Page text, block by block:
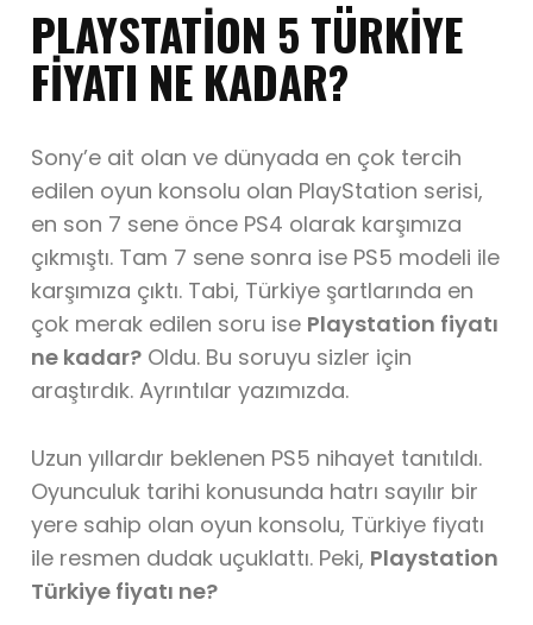
PLAYSTATION 5 TÜRKIYE
FIYATI NE KADAR?
Sony’e ait olan ve dünyada en çok tercih
edilen oyun konsolu olan PlayStation serisi,
en son 7 sene önce PS4 olarak karşımıza
çıkmıştı. Tam 7 sene sonra ise PS5 modeli ile
karşımıza çıktı. Tabi, Türkiye şartlarında en
çok merak edilen soru ise Playstation fiyatı
ne kadar? Oldu. Bu soruyu sizler için
araştırdık. Ayrıntılar yazımızda.
Uzun yıllardır beklenen PS5 nihayet tanıtıldı.
Oyunculuk tarihi konusunda hatrı sayılır bir
yere sahip olan oyun konsolu, Türkiye fiyatı
ile resmen dudak uçuklattı. Peki, Playstation
Türkiye fiyatı ne?